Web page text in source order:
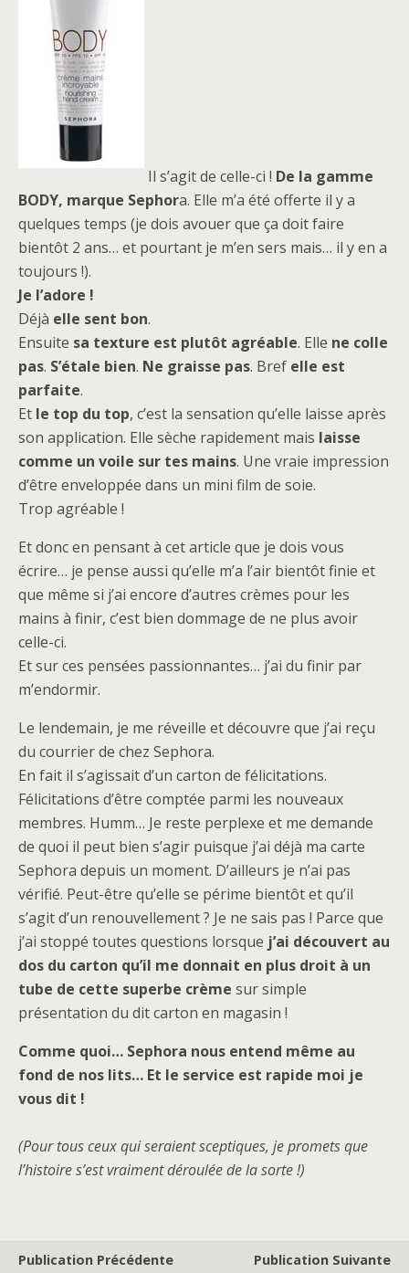
Il s’agit de celle-ci ! De la gamme
BODY, marque Sephora. Elle m’a été offerte il y a
quelques temps (je dois avouer que ça doit faire
bientôt 2 ans… et pourtant je m’en sers mais… il y en a
toujours !).
Je l’adore !
Déjà elle sent bon.
Ensuite sa texture est plutôt agréable. Elle ne colle
pas. S’étale bien. Ne graisse pas. Bref elle est
parfaite.
Et le top du top, c’est la sensation qu’elle laisse après
son application. Elle sèche rapidement mais laisse
comme un voile sur tes mains. Une vraie impression
d’être enveloppée dans un mini film de soie.
Trop agréable !
Et donc en pensant à cet article que je dois vous
écrire… je pense aussi qu’elle m’a l’air bientôt finie et
que même si j’ai encore d’autres crèmes pour les
mains à finir, c’est bien dommage de ne plus avoir
celle-ci.
Et sur ces pensées passionnantes… j’ai du finir par
m’endormir.
Le lendemain, je me réveille et découvre que j’ai reçu
du courrier de chez Sephora.
En fait il s’agissait d’un carton de félicitations.
Félicitations d’être comptée parmi les nouveaux
membres. Humm… Je reste perplexe et me demande
de quoi il peut bien s’agir puisque j’ai déjà ma carte
Sephora depuis un moment. D’ailleurs je n’ai pas
vérifié. Peut-être qu’elle se périme bientôt et qu’il
s’agit d’un renouvellement ? Je ne sais pas ! Parce que
j’ai stoppé toutes questions lorsque j’ai découvert au
dos du carton qu’il me donnait en plus droit à un
tube de cette superbe crème sur simple
présentation du dit carton en magasin !
Comme quoi… Sephora nous entend même au
fond de nos lits… Et le service est rapide moi je
vous dit !
(Pour tous ceux qui seraient sceptiques, je promets que
l’histoire s’est vraiment déroulée de la sorte !)
Publication Précédente Publication Suivante